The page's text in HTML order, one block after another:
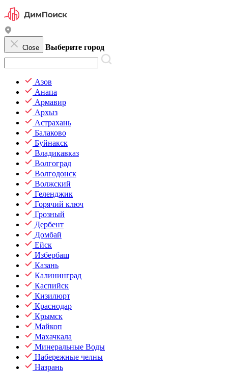
Close Выберите город
Азов
Анапа
Армавир
Архыз
Астрахань
Балаково
Буйнакск
Владикавказ
Волгоград
Волгодонск
Волжский
Геленджик
Горячий ключ
Грозный
Дербент
Домбай
Ейск
Избербаш
Казань
Калининград
Каспийск
Кизилюрт
Краснодар
Крымск
Майкоп
Махачкала
Минеральные Воды
Набережные челны
Назрань